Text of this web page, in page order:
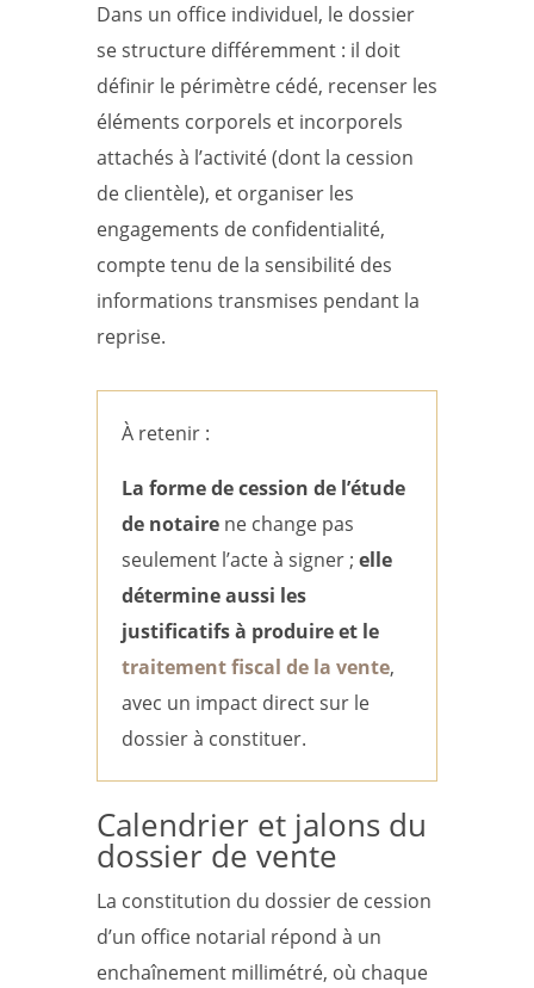
Dans un office individuel, le dossier
se structure différemment : il doit
définir le périmètre cédé, recenser les
éléments corporels et incorporels
attachés à l’activité (dont la cession
de clientèle), et organiser les
engagements de confidentialité,
compte tenu de la sensibilité des
informations transmises pendant la
reprise.
À retenir :
La forme de cession de l’étude
de notaire ne change pas
seulement l’acte à signer ; elle
détermine aussi les
justificatifs à produire et le
traitement fiscal de la vente,
avec un impact direct sur le
dossier à constituer.
Calendrier et jalons du
dossier de vente
La constitution du dossier de cession
d’un office notarial répond à un
enchaînement millimétré, où chaque